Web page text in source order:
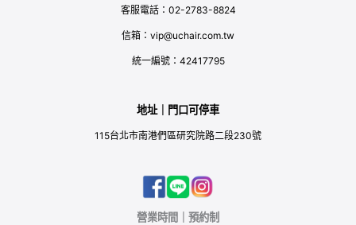
客服電話：02-2783-8824
信箱：vip@uchair.com.tw
統一編號：42417795
地址｜門口可停車
115台北市南港們區研究院路二段230號
營業時間｜預約制